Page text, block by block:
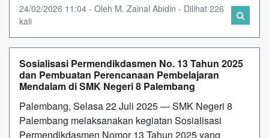
24/02/2026 11:04 - Oleh M. Zainal Abidin - Dilihat 226
kali
Sosialisasi Permendikdasmen No. 13 Tahun 2025
dan Pembuatan Perencanaan Pembelajaran
Mendalam di SMK Negeri 8 Palembang
Palembang, Selasa 22 Juli 2025 — SMK Negeri 8
Palembang melaksanakan kegiatan Sosialisasi
Permendikdasmen Nomor 13 Tahun 2025 yang